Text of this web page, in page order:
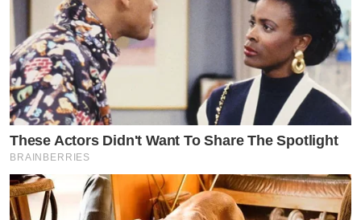
These Actors Didn't Want To Share The Spotlight
BRAINBERRIES